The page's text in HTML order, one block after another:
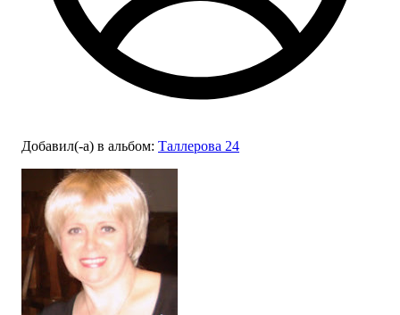
Добавил(-а) в альбом: Таллерова 24